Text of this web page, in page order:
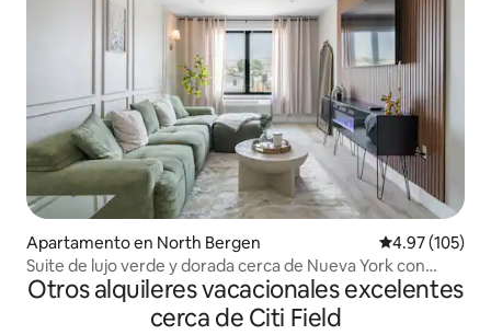
Apartamento en North Bergen Calificación
4.97 (105)
Suite de lujo verde y dorada cerca de Nueva York con
aparcamiento gratuito
Otros alquileres vacacionales excelentes
cerca de Citi Field